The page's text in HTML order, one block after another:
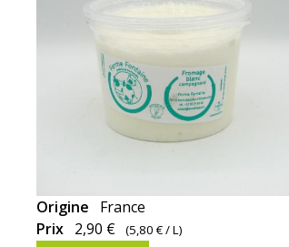
Fromage
blanc
Origine
France
Prix 2,90 € (5,80 €/ L)